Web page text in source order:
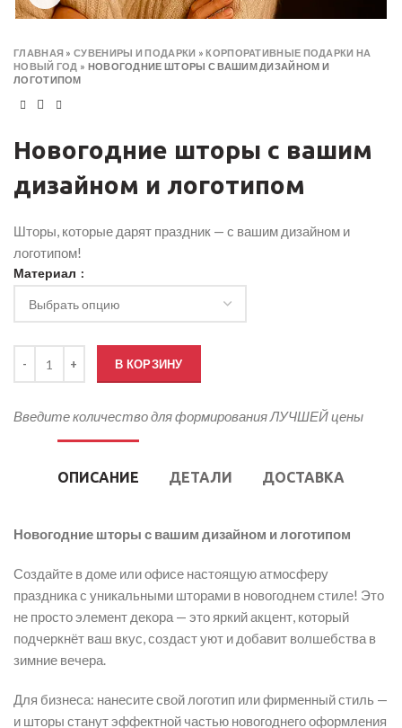
ГЛАВНАЯ »СУВЕНИРЫ И ПОДАРКИ »КОРПОРАТИВНЫЕ ПОДАРКИ НА
НОВЫЙ ГОД » НОВОГОДНИЕ ШТОРЫ С ВАШИМ ДИЗАЙНОМ И
ЛОГОТИПОМ
Новогодние шторы с вашим
дизайном и логотипом
Шторы, которые дарят праздник — с вашим дизайном и
логотипом!
Материал
В КОРЗИНУ
Введите количество для формирования ЛУЧШЕЙ цены
ОПИСАНИЕ ДЕТАЛИ ДОСТАВКА
Новогодние шторы с вашим дизайном и логотипом
Создайте в доме или офисе настоящую атмосферу
праздника с уникальными шторами в новогоднем стиле! Это
не просто элемент декора — это яркий акцент, который
подчеркнёт ваш вкус, создаст уют и добавит волшебства в
зимние вечера.
Для бизнеса: нанесите свой логотип или фирменный стиль —
и шторы станут эффектной частью новогоднего оформления